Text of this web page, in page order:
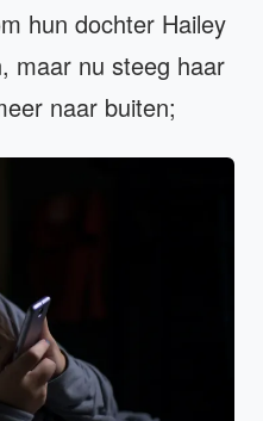
hun dochter Hailey
maar nu steeg haar
naar buiten;